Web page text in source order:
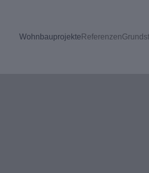
Wohnbauprojekte Referenzen